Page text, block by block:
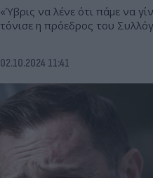
«Ύβρις να λένε ότι πάμε να
τόνισε η πρόεδρος του
02.10.2024 11:41